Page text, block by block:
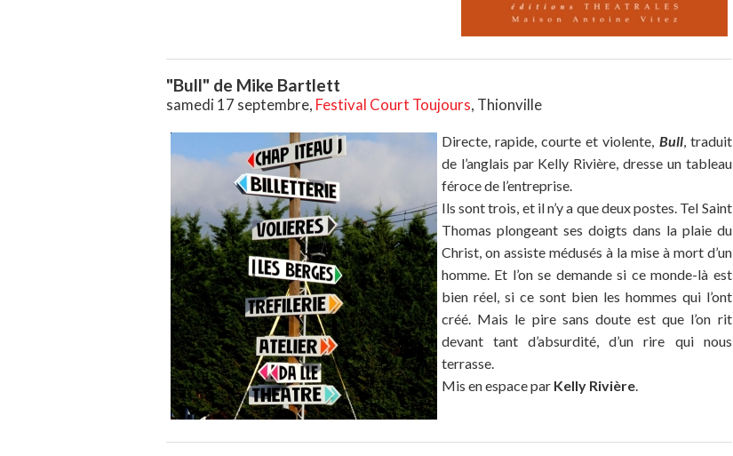
"Bull" de Mike Bartlett
samedi 17 septembre, Festival Court Toujours, Thionville
Directe, rapide, courte et violente, Bull, traduit
de l’anglais par Kelly Rivière, dresse un tableau
féroce de l’entreprise.
Ils sont trois, et il n’y a que deux postes. Tel Saint
Thomas plongeant ses doigts dans la plaie du
Christ, on assiste médusés à la mise à mort d’un
homme. Et l’on se demande si ce monde-là est
bien réel, si ce sont bien les hommes qui l’ont
créé. Mais le pire sans doute est que l’on rit
devant tant d’absurdité, d’un rire qui nous
terrasse.
Mis en espace par Kelly Rivière